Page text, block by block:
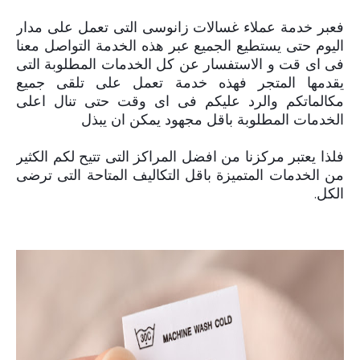
فعبر خدمة عملاء غسالات زانوسى التى تعمل على مدار
اليوم حتى يستطيع الجميع عبر هذه الخدمة التواصل معنا
فى اى قت و الاستفسار عن كل الخدمات المطلوبة التى
يقدمها المتجر فهذه خدمة تعمل على تلقى جميع
مكالماتكم والرد عليكم فى اى وقت حتى تنال اعلى
الخدمات المطلوبة باقل مجهود يمكن ان يبذل
فلذا يعتبر مركزنا من افضل المراكز التى تتيح لكم الكثير
من الخدمات المتميزة باقل التكاليف المتاحة التى ترضى
الكل.